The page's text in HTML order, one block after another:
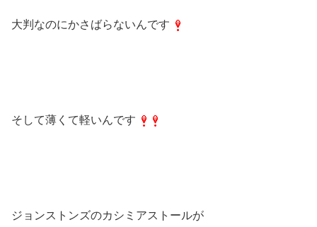
大判なのにかさばらないんです
そして薄くて軽いんです
ジョンストンズのカシミアストールが